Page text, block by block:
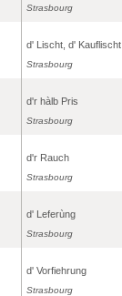
Strasbourg
d' Lischt, d' Kauflischt
Strasbourg
d'r hàlb Pris
Strasbourg
d'r Rauch
Strasbourg
d' Leferùng
Strasbourg
d' Vorfiehrung
Strasbourg